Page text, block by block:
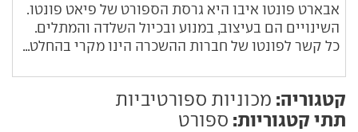
אבארט פונטו איבו היא גרסת הספורט של פיאט פונטו.
השינויים הם בעיצוב, במנוע ובכיול השלדה והמתלים.
כל קשר לפונטו של חברות ההשכרה הינו מקרי בהחלט...
קטגוריה: מכוניות ספורטיביות
תתי קטגוריות: ספורט